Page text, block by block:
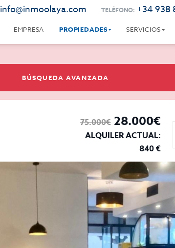
info@inmoolaya.com TELÉFONO: +34 938
EMPRESA PROPIEDADES SERVICIOS
BÚSQUEDA AVANZADA
75.000€28.000€
ALQUILER ACTUAL:
840 €